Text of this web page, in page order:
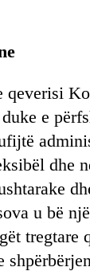
qeverisi
e
dhe
u bë